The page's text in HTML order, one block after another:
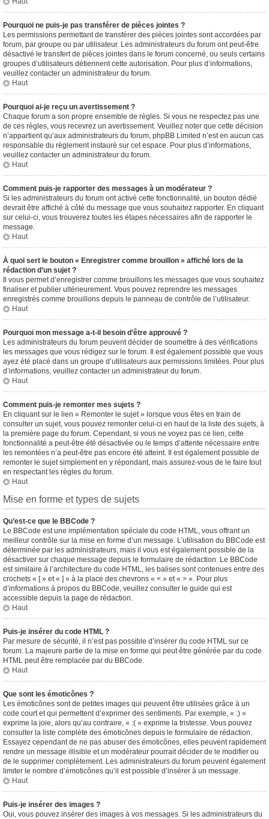
Pourquoi ne puis-je pas transférer de pièces jointes ?
Les permissions permettant de transférer des pièces jointes sont accordées par
forum, par groupe ou par utilisateur. Les administrateurs du forum ont peut-être
désactivé le transfert de pièces jointes dans le forum concerné, ou seuls certains
groupes d’utilisateurs détiennent cette autorisation. Pour plus d’informations,
veuillez contacter un administrateur du forum.
Haut
Pourquoi ai-je reçu un avertissement ?
Chaque forum a son propre ensemble de règles. Si vous ne respectez pas une
de ces règles, vous recevrez un avertissement. Veuillez noter que cette décision
n’appartient qu’aux administrateurs du forum, phpBB Limited n’est en aucun cas
responsable du règlement instauré sur cet espace. Pour plus d’informations,
veuillez contacter un administrateur du forum.
Haut
Comment puis-je rapporter des messages à un modérateur ?
Si les administrateurs du forum ont activé cette fonctionnalité, un bouton dédié
devrait être affiché à côté du message que vous souhaitez rapporter. En cliquant
sur celui-ci, vous trouverez toutes les étapes nécessaires afin de rapporter le
message.
Haut
À quoi sert le bouton « Enregistrer comme brouillon » affiché lors de la
rédaction d’un sujet ?
Il vous permet d’enregistrer comme brouillons les messages que vous souhaitez
finaliser et publier ultérieurement. Vous pouvez reprendre les messages
enregistrés comme brouillons depuis le panneau de contrôle de l’utilisateur.
Haut
Pourquoi mon message a-t-il besoin d’être approuvé ?
Les administrateurs du forum peuvent décider de soumettre à des vérifications
les messages que vous rédigez sur le forum. Il est également possible que vous
ayez été placé dans un groupe d’utilisateurs aux permissions limitées. Pour plus
d’informations, veuillez contacter un administrateur du forum.
Haut
Comment puis-je remonter mes sujets ?
En cliquant sur le lien « Remonter le sujet » lorsque vous êtes en train de
consulter un sujet, vous pouvez remonter celui-ci en haut de la liste des sujets, à
la première page du forum. Cependant, si vous ne voyez pas ce lien, cette
fonctionnalité a peut-être été désactivée ou le temps d’attente nécessaire entre
les remontées n’a peut-être pas encore été atteint. Il est également possible de
remonter le sujet simplement en y répondant, mais assurez-vous de le faire tout
en respectant les règles du forum.
Haut
Mise en forme et types de sujets
Qu’est-ce que le BBCode ?
Le BBCode est une implémentation spéciale du code HTML, vous offrant un
meilleur contrôle sur la mise en forme d’un message. L’utilisation du BBCode est
déterminée par les administrateurs, mais il vous est également possible de la
désactiver sur chaque message depuis le formulaire de rédaction. Le BBCode
est similaire à l’architecture du code HTML, les balises sont contenues entre des
crochets « [ » et « ] » à la place des chevrons « < » et « > ». Pour plus
d’informations à propos du BBCode, veuillez consulter le guide qui est
accessible depuis la page de rédaction.
Haut
Puis-je insérer du code HTML ?
Par mesure de sécurité, il n’est pas possible d’insérer du code HTML sur ce
forum. La majeure partie de la mise en forme qui peut être générée par du code
HTML peut être remplacée par du BBCode.
Haut
Que sont les émoticônes ?
Les émoticônes sont de petites images qui peuvent être utilisées grâce à un
code court et qui permettent d’exprimer des sentiments. Par exemple, « :) »
exprime la joie, alors qu’au contraire, « :( » exprime la tristesse. Vous pouvez
consulter la liste complète des émoticônes depuis le formulaire de rédaction.
Essayez cependant de ne pas abuser des émoticônes, elles peuvent rapidement
rendre un message illisible et un modérateur pourrait décider de le modifier ou
de le supprimer complètement. Les administrateurs du forum peuvent également
limiter le nombre d’émoticônes qu’il est possible d’insérer à un message.
Haut
Puis-je insérer des images ?
Oui, vous pouvez insérer des images à vos messages. Si les administrateurs du